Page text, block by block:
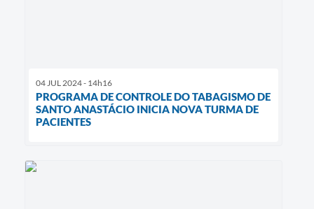
04 JUL 2024 - 14h16
PROGRAMA DE CONTROLE DO TABAGISMO DE
SANTO ANASTÁCIO INICIA NOVA TURMA DE
PACIENTES